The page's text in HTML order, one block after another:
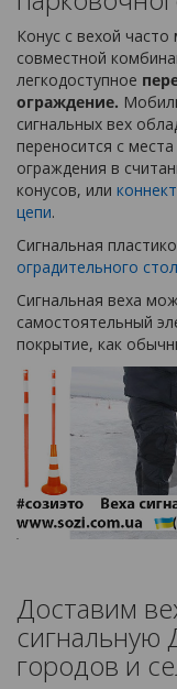
Конус с вехой
совместной
легкодоступное
ограждение.
сигнальных вех
переносится с
ограждения в
конусов, или
цепи.
Сигнальная
оградительного
Сигнальная веха
самостоятельный
покрытие, как
Доставим
городов и